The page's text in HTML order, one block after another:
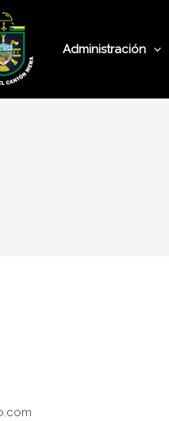
Administración